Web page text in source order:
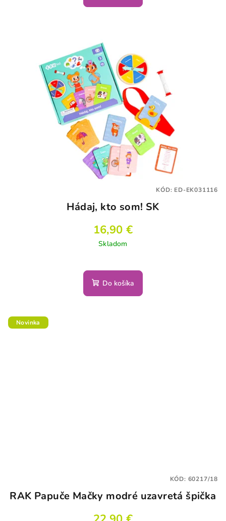
Hádaj, kto som! SK
16,90 €
Skladom
hodnotenie
produktu
Do košíka
KÓD: ED-EK031116
Novinka
RAK Papuče Mačky modré uzavretá špička
KÓD: 60217/18